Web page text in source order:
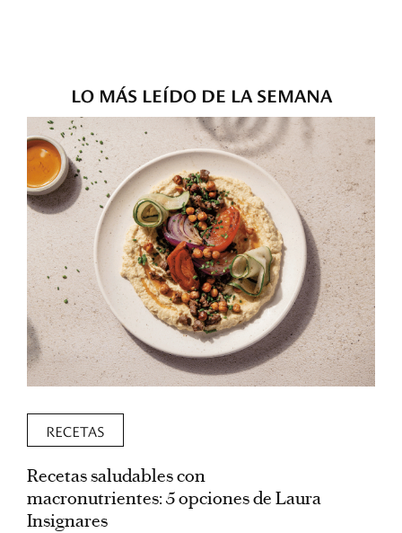
LO MÁS LEÍDO DE LA SEMANA
RECETAS
Recetas saludables con
macronutrientes: 5 opciones de Laura
Insignares